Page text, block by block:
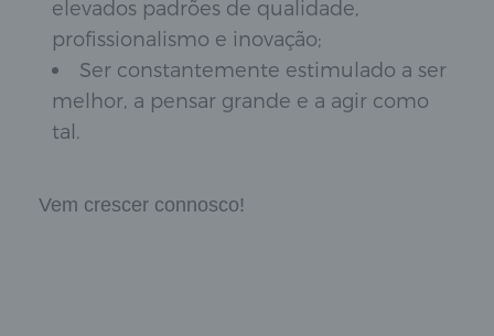
elevados padrões de qualidade,
profissionalismo e inovação;
Ser constantemente estimulado a ser
melhor, a pensar grande e a agir como
tal.
Vem crescer connosco!